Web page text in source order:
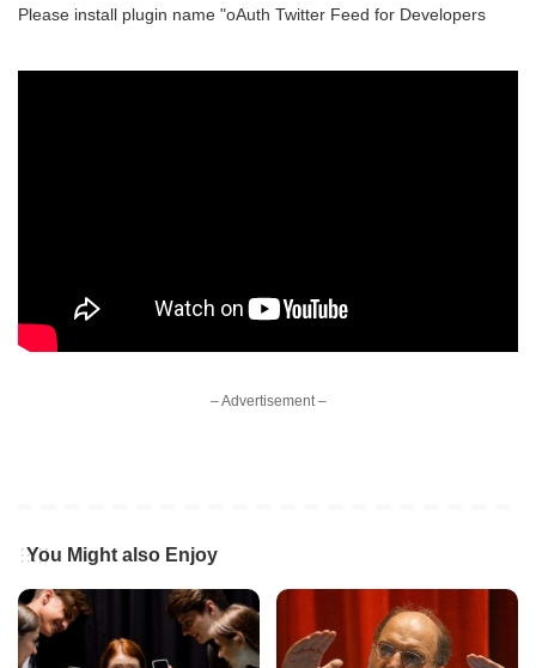
Please install plugin name "oAuth Twitter Feed for Developers
– Advertisement –
You Might also Enjoy